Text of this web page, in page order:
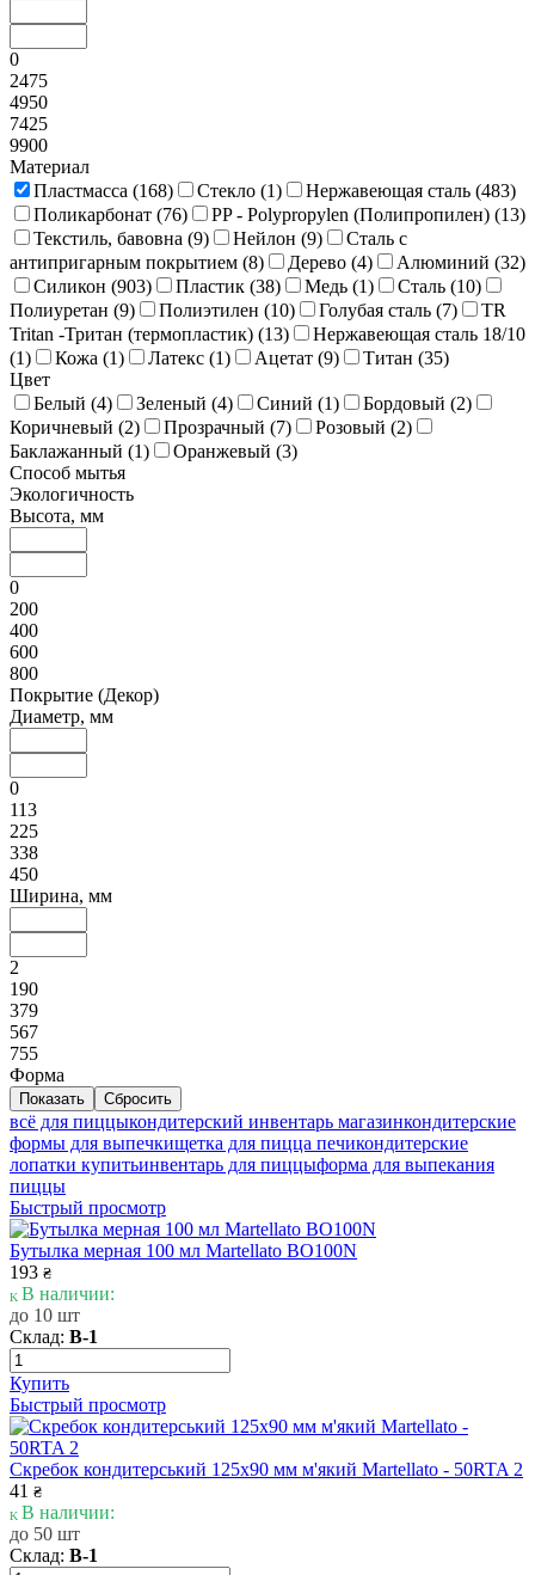
0
2475
4950
7425
9900
Материал
Пластмасса (168) Стекло (1) Нержавеющая сталь (483)
Поликарбонат (76) PP - Polypropylen (Полипропилен) (13)
Текстиль, бавовна (9) Нейлон (9)
Сталь с
антипригарным покрытием (8) Дерево (4) Алюминий (32)
Силикон (903) Пластик (38) Медь (1) Сталь (10)
Полиуретан (9) Полиэтилен (10) Голубая сталь (7)
TR
Tritan -Тритан (термопластик) (13)
Нержавеющая сталь 18/10
(1) Кожа (1) Латекс (1) Ацетат (9) Титан (35)
Цвет
Белый (4) Зеленый (4) Синий (1) Бордовый (2)
Коричневый (2) Прозрачный (7) Розовый (2)
Баклажанный (1) Оранжевый (3)
Способ мытья
Экологичность
Высота, мм
0
200
400
600
800
Покрытие (Декор)
Диаметр, мм
0
113
225
338
450
Ширина, мм
2
190
379
567
755
Форма
всё для пиццыкондитерский инвентарь магазинкондитерские
формы для выпечкищетка для пицца печикондитерские
лопатки купитьинвентарь для пиццыформа для выпекания
пиццы
Быстрый просмотр
Бутылка мерная 100 мл Martellato BO100N
193 ₴
В наличии:
до 10 шт
Склад: В-1
Купить
Быстрый просмотр
Скребок кондитерський 125x90 мм м'який Martellato - 50RTA 2
41 ₴
В наличии:
до 50 шт
Склад: В-1